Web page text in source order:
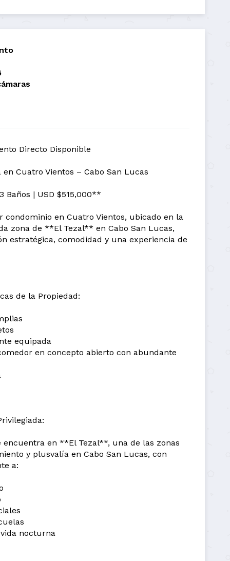
Directo Disponible
en Cuatro Vientos – Cabo San Lucas
Baños | USD $515,000**
condominio en Cuatro Vientos, ubicado en la
zona de **El Tezal** en Cabo San Lucas,
estratégica, comodidad y una experiencia de
de la Propiedad:
equipada
en concepto abierto con abundante
encuentra en **El Tezal**, una de las zonas
y plusvalía en Cabo San Lucas, con
a:
nocturna